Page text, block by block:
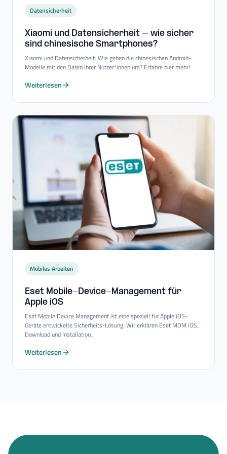
Datensicherheit
Xiaomi und Datensicherheit – wie sicher
sind chinesische Smartphones?
Xiaomi und Datensicherheit: Wie gehen die chinesischen Android-
Modelle mit den Daten ihrer Nutzer*innen um? Erfahre hier mehr!
Weiterlesen
Mobiles Arbeiten
Eset Mobile-​Device-​Management für
Apple iOS
Eset Mobile Device Management ist eine speziell für Apple iOS-
Geräte entwickelte Sicherheits-Lösung. Wir erklären Eset MDM iOS,
Download und Installation.
Weiterlesen